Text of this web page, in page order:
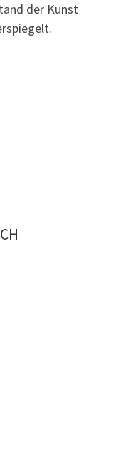
der Kunst